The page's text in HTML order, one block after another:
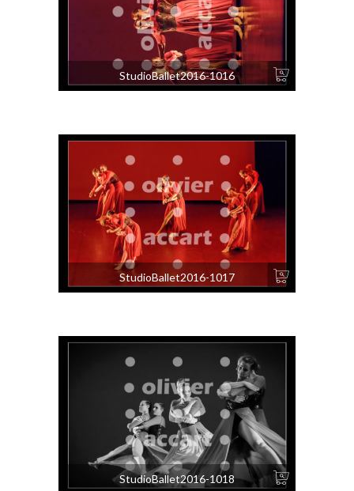
StudioBallet2016-1016
StudioBallet2016-1017
StudioBallet2016-1018